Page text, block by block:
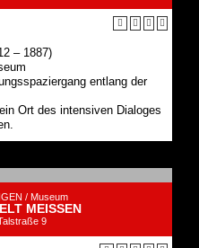
– 1887)
entlang der
Ort des intensiven Dialoges
/ Museum
MEISSEN
9